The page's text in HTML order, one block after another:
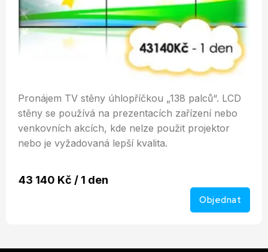
Pronájem TV stěny úhlopříčkou „138 palců“. LCD
stěny se používá na prezentacích zařízení nebo
venkovních akcích, kde nelze použit projektor
nebo je vyžadovaná lepší kvalita.
43 140 Kč / 1 den
Objednat